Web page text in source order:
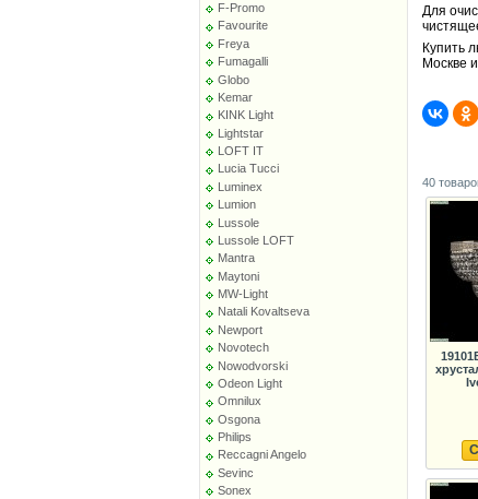
F-Promo
Favourite
Freya
Fumagalli
Globo
Kemar
KINK Light
Lightstar
LOFT IT
Lucia Tucci
Luminex
Lumion
Lussole
Lussole LOFT
Mantra
Maytoni
MW-Light
Natali Kovaltseva
Newport
Novotech
Nowodvorski
Odeon Light
Omnilux
Osgona
Philips
Reccagni Angelo
Sevinc
Sonex
Для
Купить
Москве
40